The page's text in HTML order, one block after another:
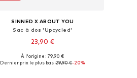
SINNED X ABOUT YOU
Sac à dos 'Upcycled'
23,90 €
Tailles disponibles: One Size
À l'origine : 79,90 €
Dernier prix le plus bas :29,90 €-20%